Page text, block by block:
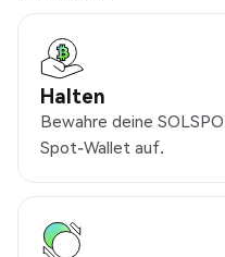
Halten
Bewahre deine
Spot-Wallet auf.